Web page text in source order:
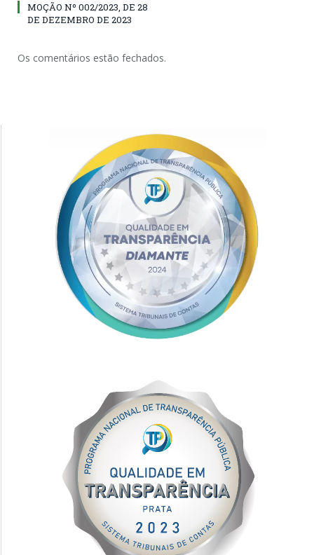
MOÇÃO Nº 002/2023, DE 28
DE DEZEMBRO DE 2023
Os comentários estão fechados.